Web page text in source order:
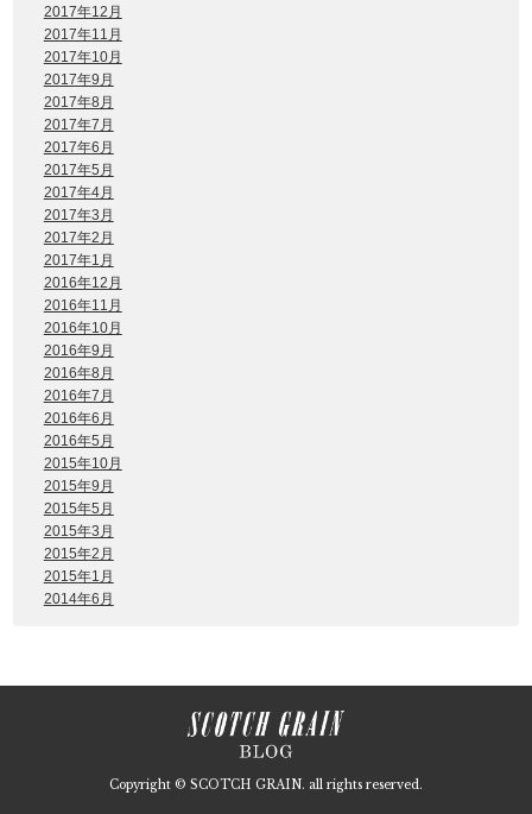
2017年12月
2017年11月
2017年10月
2017年9月
2017年8月
2017年7月
2017年6月
2017年5月
2017年4月
2017年3月
2017年2月
2017年1月
2016年12月
2016年11月
2016年10月
2016年9月
2016年8月
2016年7月
2016年6月
2016年5月
2015年10月
2015年9月
2015年5月
2015年3月
2015年2月
2015年1月
2014年6月
Copyright © SCOTCH GRAIN. all rights reserved.